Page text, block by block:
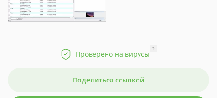
Проверено на вирусы
?
Поделиться ссылкой